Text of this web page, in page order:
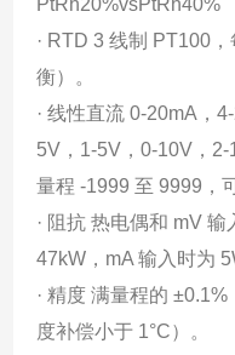
· RTD 3 线制 PT100
衡）。
· 线性直流 0-20mA，
5V，1-5V，0-10V，2-
量程 -1999 至 9999，
· 阻抗 热电偶和 mV
47kW，mA 输入时为
· 精度 满量程的
度补偿小于 1°C）。